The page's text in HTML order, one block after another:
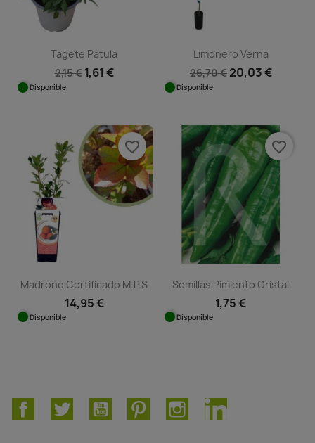
Tagete Patula
2,15 € 1,61 €
Disponible
Limonero Verna
26,70 € 20,03 €
Disponible
Madroño Certificado M.P.S
14,95 €
Disponible
favorite_border
Semillas Pimiento Cristal
1,75 €
Disponible
favorite_border
FacebookTwitter YouTube PinterestInstagramLinkedIn